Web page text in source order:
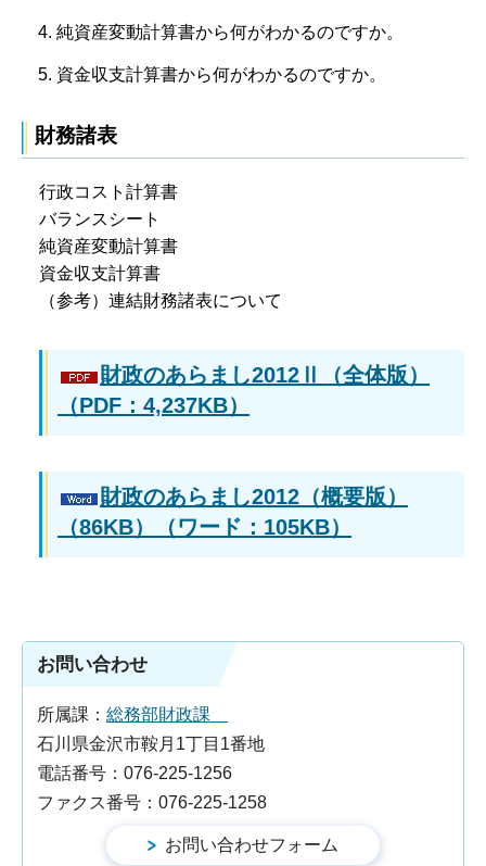
純資産変動計算書から何がわかるのですか。
資金収支計算書から何がわかるのですか。
財務諸表
行政コスト計算書
バランスシート
純資産変動計算書
資金収支計算書
（参考）連結財務諸表について
財政のあらまし2012Ⅱ（全体版）
（PDF：4,237KB）
財政のあらまし2012（概要版）
（86KB）（ワード：105KB）
お問い合わせ
所属課： 総務部財政課
石川県金沢市鞍月1丁目1番地
電話番号：076-225-1256
ファクス番号：076-225-1258